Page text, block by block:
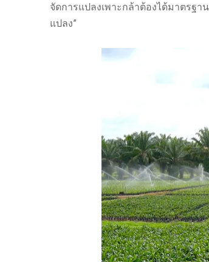
จัดการแปลงเพาะกล้าต้องได้มาตรฐ
แปลง”